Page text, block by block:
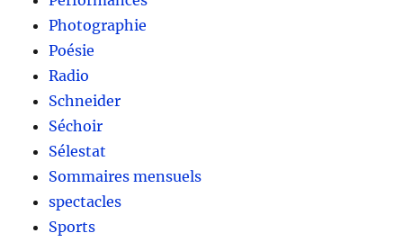
Photographie
Poésie
Radio
Schneider
Séchoir
Sélestat
Sommaires mensuels
spectacles
Sports